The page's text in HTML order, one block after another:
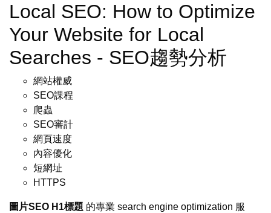
Local SEO: How to Optimize
Your Website for Local
Searches - SEO趨勢分析
網站權威
SEO課程
爬蟲
SEO審計
網頁速度
內容優化
短網址
HTTPS
圖片SEO H1標題 的專業 search engine optimization 服